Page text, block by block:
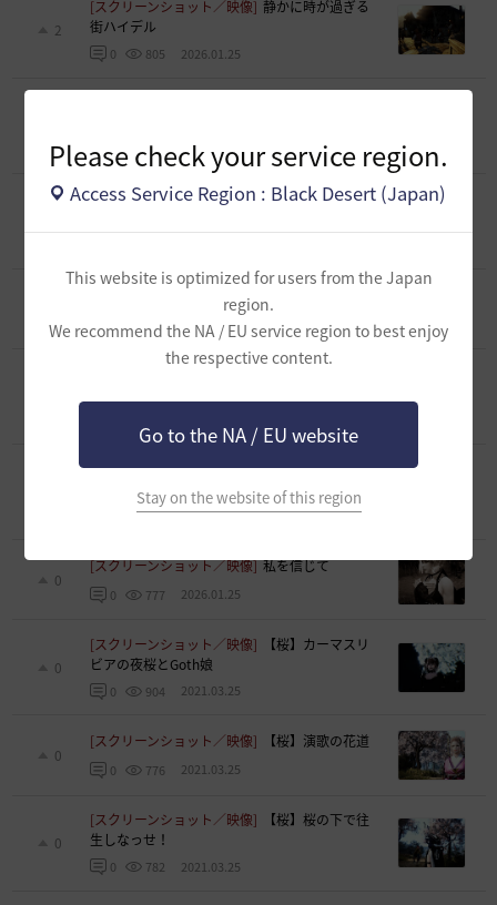
Please check your service region.
Access Service Region : Black Desert (Japan)
This website is optimized for users from the Japan
region.
We recommend the NA / EU service region to best enjoy
the respective content.
Go to the NA / EU website
Stay on the website of this region
[スクリーンショット／映像] 静かに時が過ぎる
街ハイデル
2
0 805 2026.01.25
0 846 2026.01.25
[スクリーンショット／映像] かぼちゃの魔女デ
[スクリーンショット／映像]
790 2026.01.25
[スクリーンショット／映像]
[スクリーンショット／映像] 人になりたかった
お人形の悲しい結末
825 2026.01.25
[スクリーンショット／映像] 私を信じて
0
0 777 2026.01.25
[スクリーンショット／映像]
【桜】カーマスリ
ビアの夜桜とGoth娘
0
0 904 2021.03.25
[スクリーンショット／映像] 【桜】演歌の花道
0
0 776 2021.03.25
[スクリーンショット／映像]
【桜】桜の下で往
生しなっせ！
0
0 782 2021.03.25